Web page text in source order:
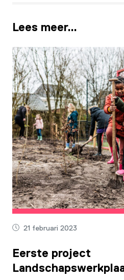
Lees meer…
21 februari 2023
Eerste project